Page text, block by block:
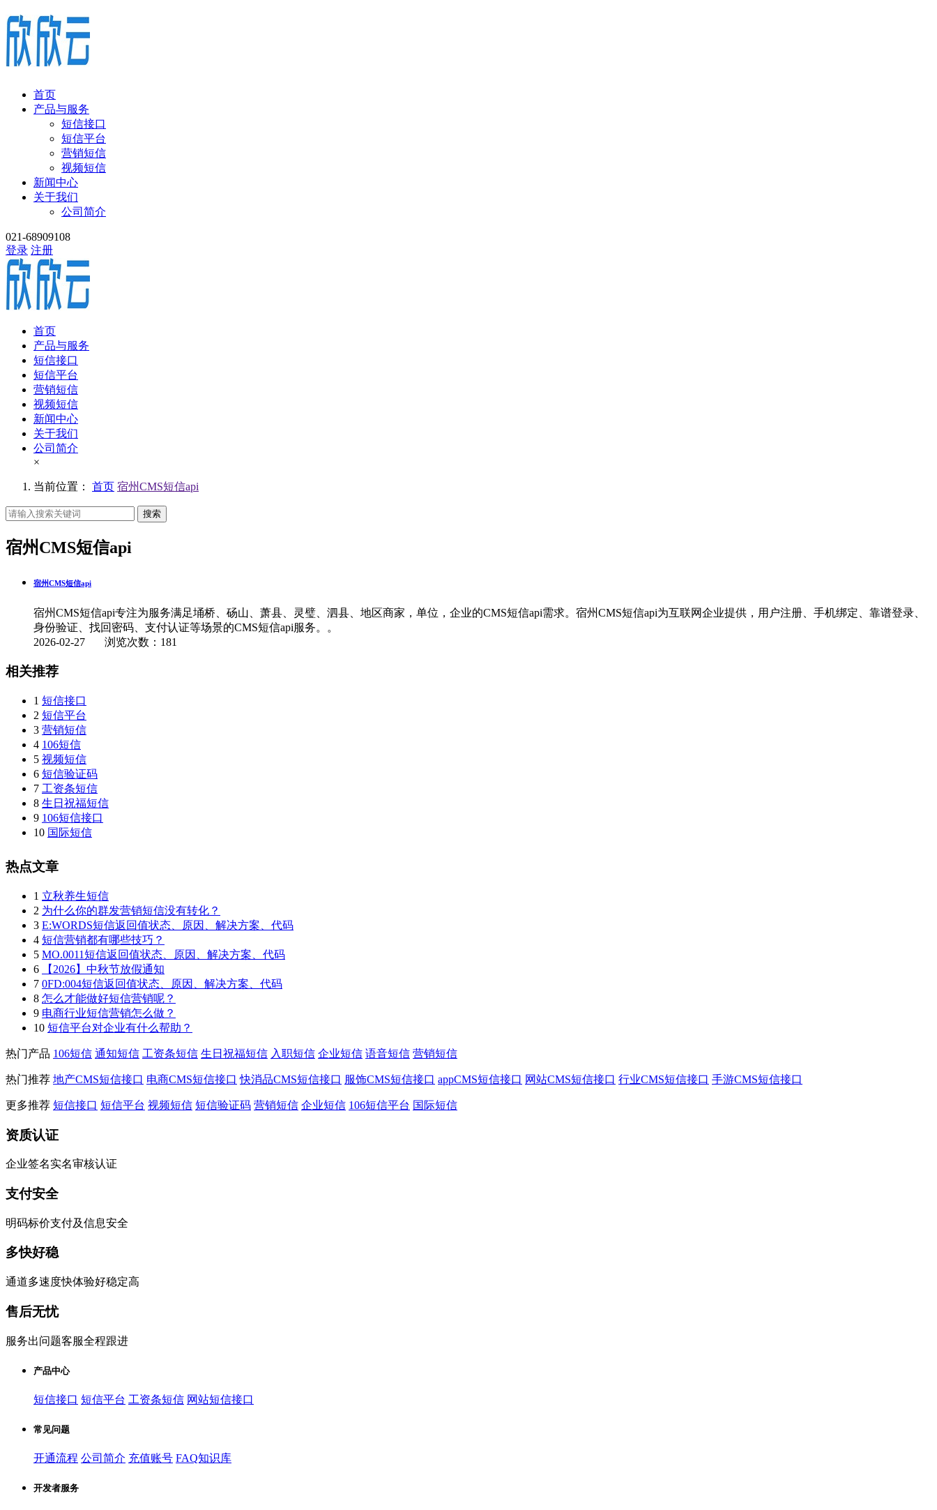
首页
产品与服务
短信接口
短信平台
营销短信
视频短信
新闻中心
关于我们
公司简介
021-68909108
登录 注册
首页
产品与服务
短信接口
短信平台
营销短信
视频短信
新闻中心
关于我们
公司简介
×
当前位置： 首页 宿州CMS短信api
搜索
宿州CMS短信api
宿州CMS短信api
宿州CMS短信api专注为服务满足埇桥、砀山、萧县、灵璧、泗县、地区商家，单位，企业的CMS短信api需求。宿州CMS短信api为互联网企业提供，用户注册、手机绑定、靠谱登录、
身份验证、找回密码、支付认证等场景的CMS短信api服务。。
2026-02-27 浏览次数：181
相关推荐
1 短信接口
2 短信平台
3 营销短信
4 106短信
5 视频短信
6 短信验证码
7 工资条短信
8 生日祝福短信
9 106短信接口
10 国际短信
热点文章
1 立秋养生短信
2 为什么你的群发营销短信没有转化？
3 E:WORDS短信返回值状态、原因、解决方案、代码
4 短信营销都有哪些技巧？
5 MO.0011短信返回值状态、原因、解决方案、代码
6
【2026】中秋节放假通知
7 0FD:004短信返回值状态、原因、解决方案、代码
8 怎么才能做好短信营销呢？
9 电商行业短信营销怎么做？
10 短信平台对企业有什么帮助？
热门产品 106短信 通知短信 工资条短信 生日祝福短信 入职短信 企业短信 语音短信 营销短信
热门推荐 地产CMS短信接口 电商CMS短信接口 快消品CMS短信接口 服饰CMS短信接口 appCMS短信接口 网站CMS短信接口 行业CMS短信接口 手游CMS短信接口
更多推荐 短信接口 短信平台 视频短信 短信验证码 营销短信 企业短信 106短信平台 国际短信
资质认证
企业签名实名审核认证
支付安全
明码标价支付及信息安全
多快好稳
通道多速度快体验好稳定高
售后无忧
服务出问题客服全程跟进
产品中心
短信接口 短信平台 工资条短信 网站短信接口
常见问题
开通流程 公司简介 充值账号 FAQ知识库
开发者服务